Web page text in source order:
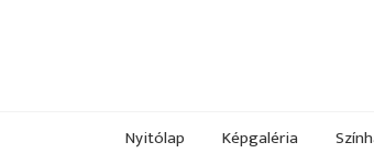
Nyitólap Képgaléria